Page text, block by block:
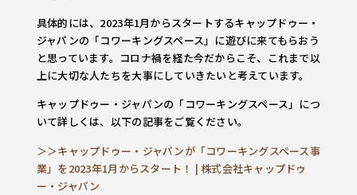
具体的には、2023年1月からスタートするキャップドゥー・
ジャパンの「コワーキングスペース」に遊びに来てもらおう
と思っています。コロナ禍を経た今だからこそ、これまで以
上に大切な人たちを大事にしていきたいと考えています。
キャップドゥー・ジャパンの「コワーキングスペース」につ
いて詳しくは、以下の記事をご覧ください。
＞＞キャップドゥー・ジャパンが「コワーキングスペース事
業」を2023年1月からスタート！ | 株式会社キャップドゥ
ー・ジャパン